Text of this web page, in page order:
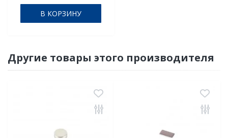
В КОРЗИНУ
Другие товары этого производителя